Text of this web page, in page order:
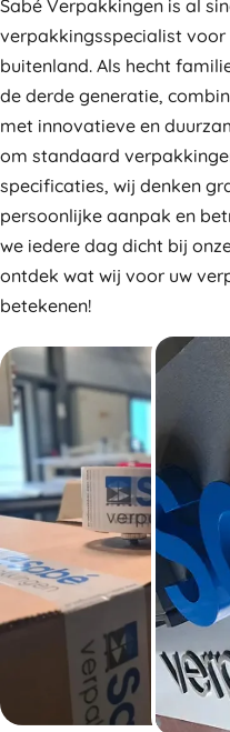
Sabé Verpakkingen is al
verpakkingsspecialist voor
buitenland. Als hecht
de derde generatie,
met innovatieve en
om standaard
specificaties, wij denken
persoonlijke aanpak en
we iedere dag dicht bij
ontdek wat wij voor uw
betekenen!